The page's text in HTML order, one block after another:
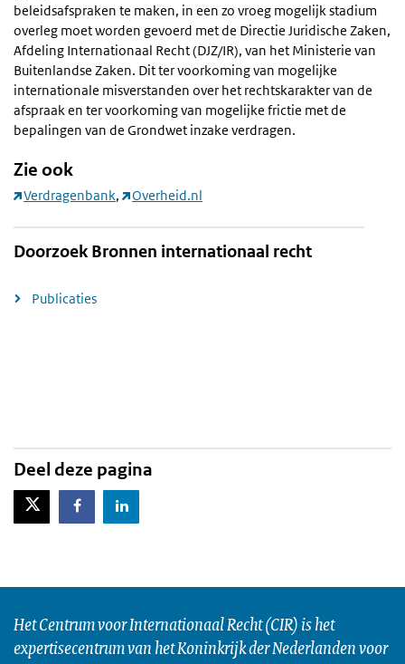
beleidsafspraken te maken, in een zo vroeg mogelijk stadium
overleg moet worden gevoerd met de Directie Juridische Zaken,
Afdeling Internationaal Recht (DJZ/IR), van het Ministerie van
Buitenlandse Zaken. Dit ter voorkoming van mogelijke
internationale misverstanden over het rechtskarakter van de
afspraak en ter voorkoming van mogelijke frictie met de
bepalingen van de Grondwet inzake verdragen.
Zie ook
Verdragenbank, Overheid.nl
Doorzoek Bronnen internationaal recht
Publicaties
Deel deze pagina
X-TwitterFacebookLinkedIn
Het Centrum voor Internationaal Recht (CIR) is het
expertisecentrum van het Koninkrijk der Nederlanden voor